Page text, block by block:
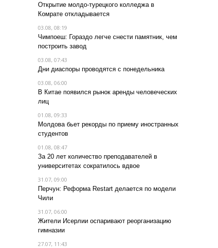
Открытие молдо-турецкого колледжа в
Комрате откладывается
03.08, 08:19
Чимпоеш: Гораздо легче снести памятник, чем
построить завод
03.08, 07:43
Дни диаспоры проводятся с понедельника
03.08, 06:00
В Китае появился рынок аренды человеческих
лиц
01.08, 09:33
Молдова бьет рекорды по приему иностранных
студентов
01.08, 08:47
За 20 лет количество преподавателей в
университетах сократилось вдвое
31.07, 09:00
Перчун: Реформа Restart делается по модели
Чили
31.07, 06:00
Жители Исерлии оспаривают реорганизацию
гимназии
27.07, 11:43